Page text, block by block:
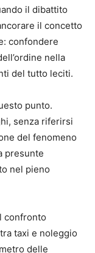
il dibattito
il concetto
confondere
nella
del tutto leciti.
punto.
senza riferirsi
del fenomeno
presunte
nel pieno
confronto
taxi e noleggio
delle